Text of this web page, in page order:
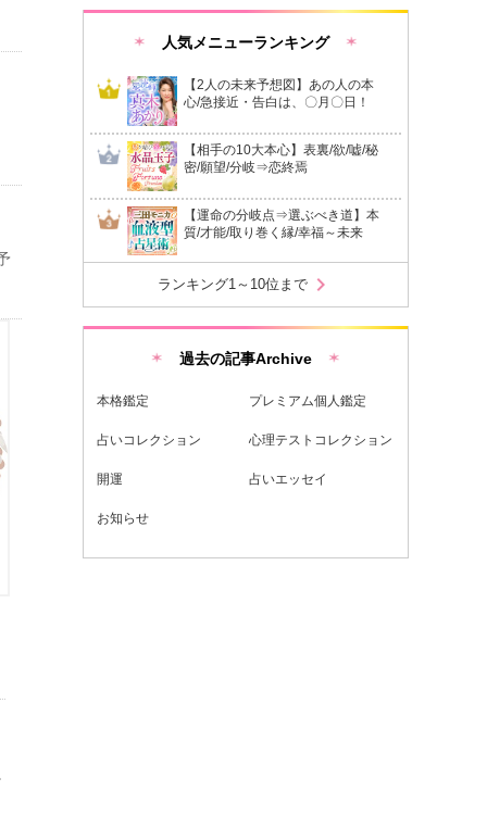
人気メニューランキング
【2人の未来予想図】あの人の本
心/急接近・告白は、〇月〇日！
【相手の10大本心】表裏/欲/嘘/秘
密/願望/分岐⇒恋終焉
【運命の分岐点⇒選ぶべき道】本
質/才能/取り巻く縁/幸福～未来
ランキング1～10位まで chevron_right
過去の記事Archive
本格鑑定 プレミアム個人鑑定
占いコレクション 心理テストコレクション
開運 占いエッセイ
お知らせ